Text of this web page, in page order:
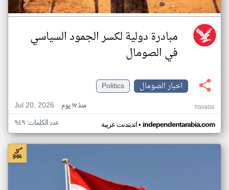
مبادرة دولية لكسر الجمود السياسي
في الصومال
اخبار الصومال
Politics
Jul 20, 2026
منذ ١٧ يوم TG09DS
اندبندنت عربية• independentarabia.com عدد الكلمات: ٩٤٩